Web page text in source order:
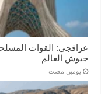
عراقجي: القوات
جيوش العالم
‏يومين مضت